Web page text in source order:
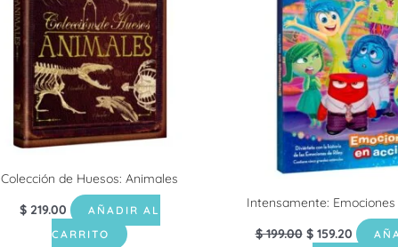
Colección de Huesos: Animales
$219.00
AÑADIR AL
CARRITO
Intensamente: Emociones
$199.00 $159.20